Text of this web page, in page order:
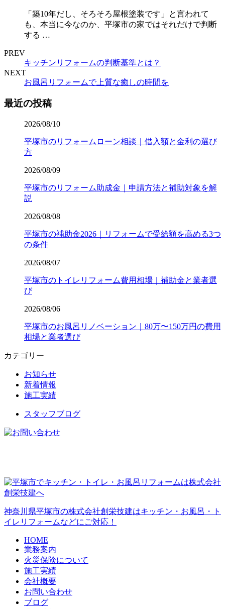
「築10年だし、そろそろ屋根塗装です」と言われて
も、本当に今なのか、平塚市の家ではそれだけで判断
する …
PREV
キッチンリフォームの判断基準とは？
NEXT
お風呂リフォームで上質な癒しの時間を
最近の投稿
2026/08/10
平塚市のリフォームローン相談｜借入額と金利の選び
方
2026/08/09
平塚市のリフォーム助成金｜申請方法と補助対象を解
説
2026/08/08
平塚市の補助金2026｜リフォームで受給額を高める3つ
の条件
2026/08/07
平塚市のトイレリフォーム費用相場｜補助金と業者選
び
2026/08/06
平塚市のお風呂リノベーション｜80万〜150万円の費用
相場と業者選び
カテゴリー
お知らせ
新着情報
施工実績
スタッフブログ
神奈川県平塚市の株式会社創栄技建はキッチン・お風呂・ト
イレリフォームなどにご対応！
HOME
業務案内
火災保険について
施工実績
会社概要
お問い合わせ
ブログ